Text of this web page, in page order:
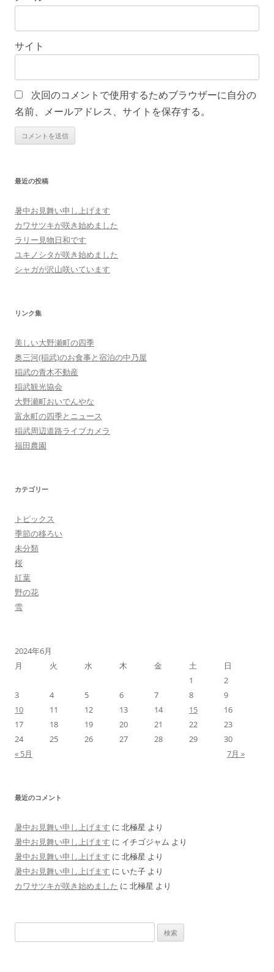
サイト
次回のコメントで使用するためブラウザーに自分の
名前、メールアドレス、サイトを保存する。
最近の投稿
暑中お見舞い申し上げます
カワサツキが咲き始めました
ラリー見物日和です
ユキノシタが咲き始めました
シャガが沢山咲いています
リンク集
美しい大野瀬町の四季
奥三河(稲武)のお食事と宿泊の中乃屋
稲武の青木不動産
稲武観光協会
大野瀬町おいでんやな
富永町の四季とニュース
稲武周辺道路ライブカメラ
福田農園
カテゴリー
トピックス
季節の移ろい
未分類
桜
紅葉
野の花
雪
2024年6月
月
火 水 木 金 土
日
1
2
3
4 5 6 7 8
9
10
11 12 13 14 15
16
17
18 19 20 21 22
23
24
25 26 27 28 29
30
« 5月
7月 »
最近のコメント
暑中お見舞い申し上げます に 北極星 より
暑中お見舞い申し上げます に イチゴジャム より
暑中お見舞い申し上げます に 北極星 より
暑中お見舞い申し上げます に いた子 より
カワサツキが咲き始めました に 北極星 より
索: